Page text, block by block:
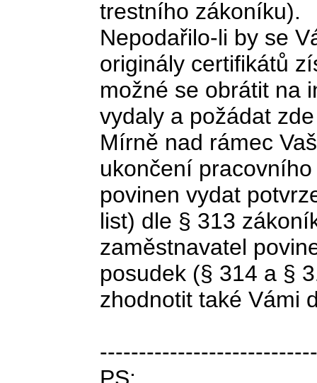
trestního zákoníku).
Nepodařilo-li by se
originály certifikátů
možné se obrátit na
vydaly a požádat
Mírně nad rámec
ukončení
povinen vydat
list) dle § 313
zaměstnavatel
posudek (§ 314 a §
zhodnotit také Vámi